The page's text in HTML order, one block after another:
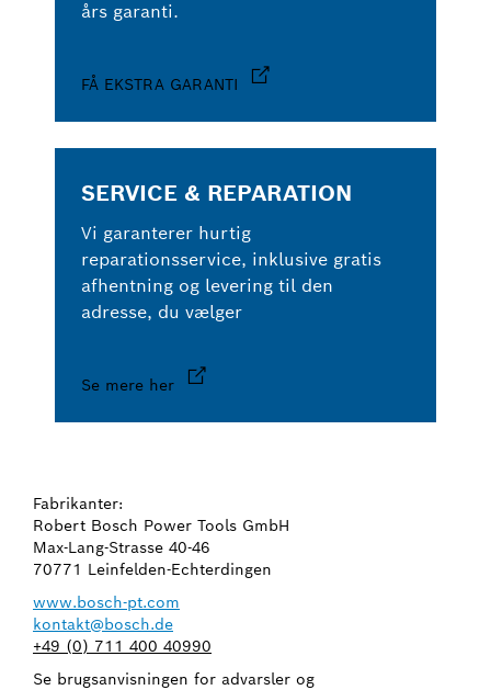
års garanti.
FÅ EKSTRA GARANTI
SERVICE & REPARATION
Vi garanterer hurtig
reparationsservice, inklusive gratis
afhentning og levering til den
adresse, du vælger
Se mere her
Fabrikanter:
Robert Bosch Power Tools GmbH
Max-Lang-Strasse 40-46
70771 Leinfelden-Echterdingen
www.bosch-pt.com
kontakt@bosch.de
+49 (0) 711 400 40990
Se brugsanvisningen for advarsler og